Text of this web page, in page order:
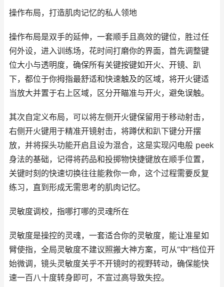
操作布局，打造肌肉记忆的私人领地
操作布局是双手的延伸，一套顺手且高效的键位，胜过任
何外设，进入训练场，花时间打磨你的界面，首先调整键
位大小与透明度，确保所有关键按键如开火、开镜、趴
下，都位于你拇指最舒适和快速触及的区域，将开火键适
当放大并置于右上区域，区分开瞄准与开火，避免误触。
其次自定义布局，可以将左侧开火键保留用于移动射击，
右侧开火键用于精准开镜射击，将蹲伏和趴下键分开摆
放，并将探头功能开启且设为混合，这是实现闪电般 peek
身法的基础，记得将药品和投掷物快捷键放在顺手位置，
关键时刻的快速切换往往能救你一命，这个过程需要反复
练习，直到形成无需思考的肌肉记忆。
灵敏度调校，指哪打哪的灵魂所在
灵敏度是操控的灵魂，一套适合你的灵敏度，能让准星如
臂使指，全局灵敏度不建议照搬大神方案，可从“中”档位开
始微调，镜头灵敏度关乎不开镜时的视野转动，确保能快
速一百八十度转身即可，不宣过高导致失控。